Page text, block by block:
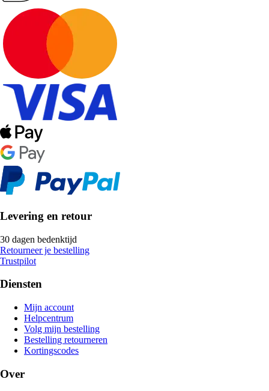
Levering en retour
30 dagen bedenktijd
Retourneer je bestelling
Trustpilot
Diensten
Mijn account
Helpcentrum
Volg mijn bestelling
Bestelling retourneren
Kortingscodes
Over